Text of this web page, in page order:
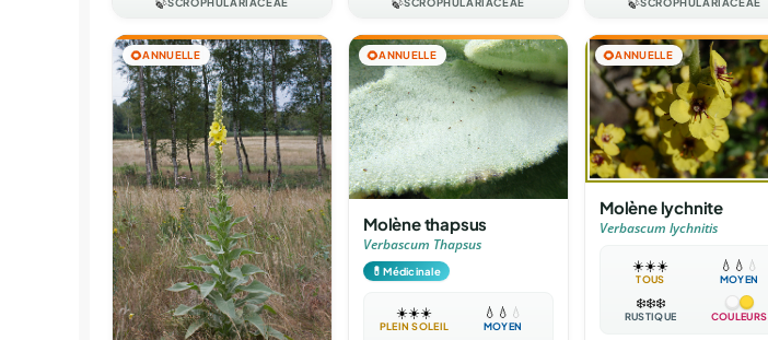
🌻ANNUELLE 🌻ANNUELLE
Molène thapsus
Verbascum Thapsus
💊Médicinale
☀️☀️☀️
PLEIN SOLEIL
💧 💧 💧
MOYEN
🌻ANNUELLE
Molène lychnite
Verbascum lychnitis
☀️☀️☀️
TOUS
💧 💧 💧
MOYEN
❄️❄️❄️
RUSTIQUE COULEURS